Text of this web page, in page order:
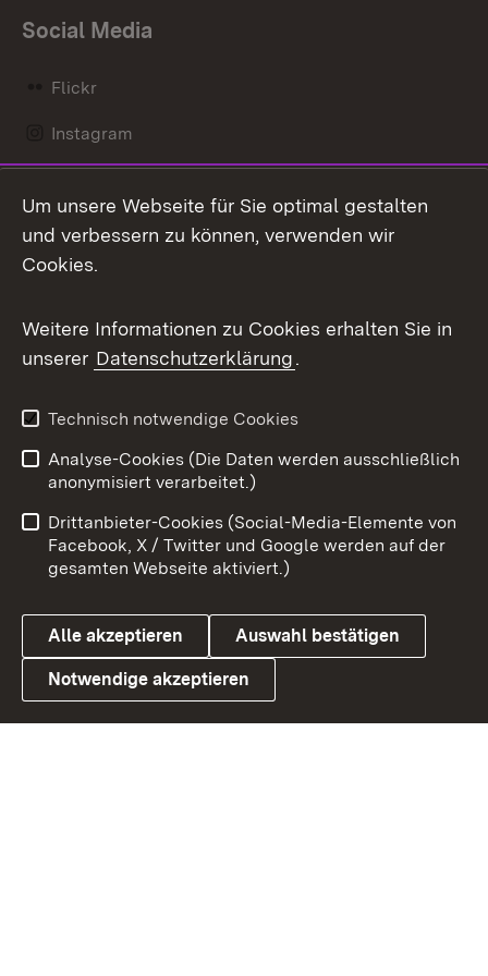
Social Media
Flickr
Instagram
Mastodon
Messenger
Social Wall
X / Twitter
Youtube
Link zum Landesportal
Benutzungshinweise
Barrierefreiheit
Datenschutz
Cookies
Um unsere Webseite für Sie optimal gestalten
und verbessern zu können, verwenden wir
Cookies.
Weitere Informationen zu Cookies erhalten Sie in
unserer Datenschutzerklärung.
Technisch notwendige Cookies
Analyse-Cookies (Die Daten werden ausschließlich
anonymisiert verarbeitet.)
Drittanbieter-Cookies (Social-Media-Elemente von
Facebook, X / Twitter und Google werden auf der
gesamten Webseite aktiviert.)
Alle akzeptieren Auswahl bestätigen
Notwendige akzeptieren